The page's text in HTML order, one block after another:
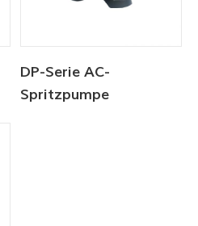
DP-Serie AC-
Spritzpumpe